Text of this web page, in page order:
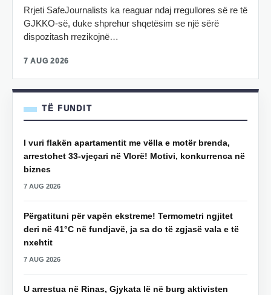
Rrjeti SafeJournalists ka reaguar ndaj rregullores së re të
GJKKO-së, duke shprehur shqetësim se një sërë
dispozitash rrezikojnë…
7 AUG 2026
TË FUNDIT
I vuri flakën apartamentit me vëlla e motër brenda,
arrestohet 33-vjeçari në Vlorë! Motivi, konkurrenca në
biznes
7 AUG 2026
Përgatituni për vapën ekstreme! Termometri ngjitet
deri në 41°C në fundjavë, ja sa do të zgjasë vala e të
nxehtit
7 AUG 2026
U arrestua në Rinas, Gjykata lë në burg aktivisten